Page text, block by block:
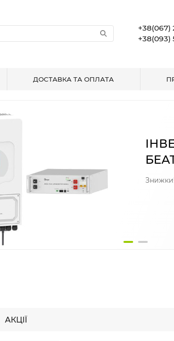
+38(067)
+38(093)
ДОСТАВКА ТА ОПЛАТА
АКЦІЇ